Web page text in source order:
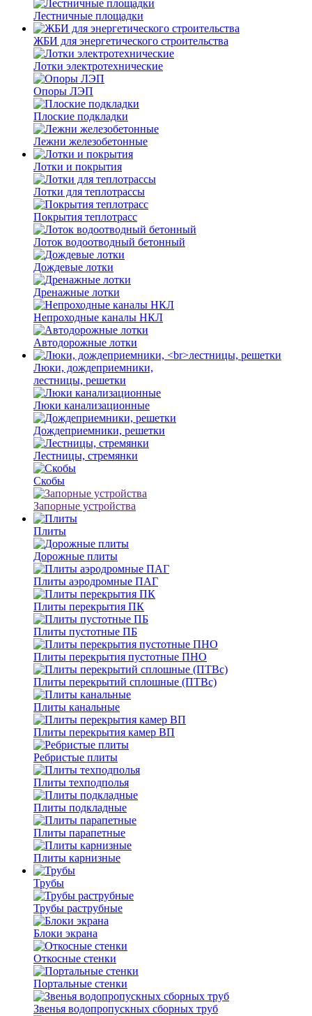
Лестничные площадки
ЖБИ для энергетического строительства
Лотки электротехнические
Опоры ЛЭП
Плоские подкладки
Лежни железобетонные
Лотки и покрытия
Лотки для теплотрассы
Покрытия теплотрасс
Лоток водоотводный бетонный
Дождевые лотки
Дренажные лотки
Непроходные каналы НКЛ
Автодорожные лотки
Люки, дождеприемники,
лестницы, решетки
Люки канализационные
Дождеприемники, решетки
Лестницы, стремянки
Скобы
Запорные устройства
Плиты
Дорожные плиты
Плиты аэродромные ПАГ
Плиты перекрытия ПК
Плиты пустотные ПБ
Плиты перекрытия пустотные ПНО
Плиты перекрытий сплошные (ПТВс)
Плиты канальные
Плиты перекрытия камер ВП
Ребристые плиты
Плиты техподполья
Плиты подкладные
Плиты парапетные
Плиты карнизные
Трубы
Трубы раструбные
Блоки экрана
Откосные стенки
Портальные стенки
Звенья водопропускных сборных труб